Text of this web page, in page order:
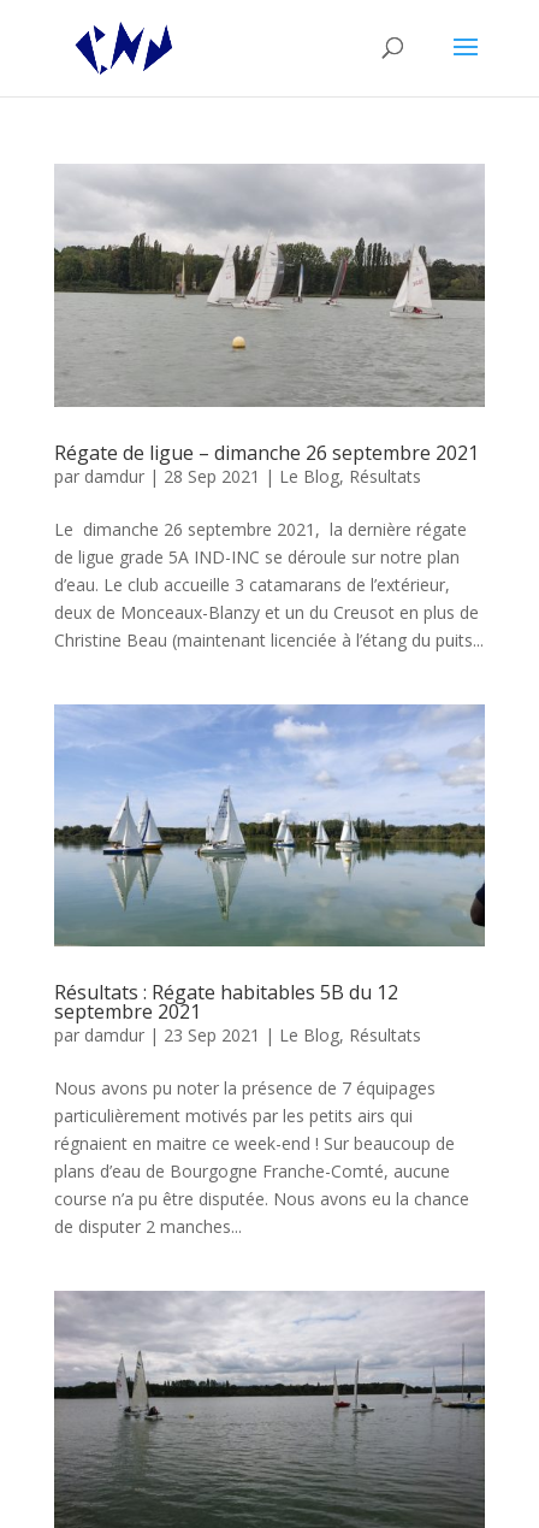
Régate de ligue – dimanche 26 septembre 2021
par damdur| 28 Sep 2021 | Le Blog, Résultats
Le dimanche 26 septembre 2021, la dernière régate
de ligue grade 5A IND-INC se déroule sur notre plan
d’eau. Le club accueille 3 catamarans de l’extérieur,
deux de Monceaux-Blanzy et un du Creusot en plus de
Christine Beau (maintenant licenciée à l’étang du puits...
Résultats : Régate habitables 5B du 12
septembre 2021
par damdur| 23 Sep 2021 | Le Blog, Résultats
Nous avons pu noter la présence de 7 équipages
particulièrement motivés par les petits airs qui
régnaient en maitre ce week-end ! Sur beaucoup de
plans d’eau de Bourgogne Franche-Comté, aucune
course n’a pu être disputée. Nous avons eu la chance
de disputer 2 manches...